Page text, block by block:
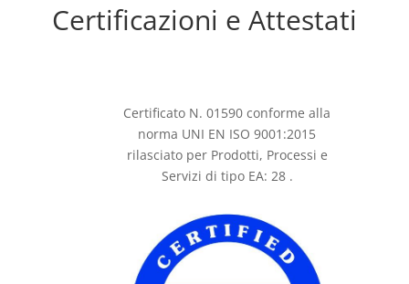
Certificazioni e Attestati
Certificato N. 01590 conforme alla
norma UNI EN ISO 9001:2015
rilasciato per Prodotti, Processi e
Servizi di tipo EA: 28 .